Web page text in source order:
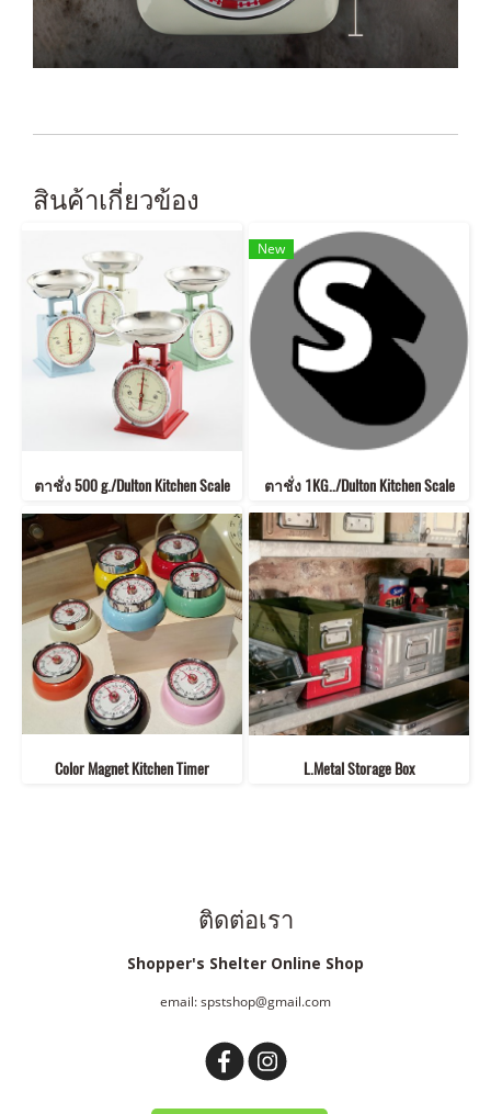
สินค้าเกี่ยวข้อง
ตาชั่ง 500 g./Dulton Kitchen Scale
New
ตาชั่ง 1KG../Dulton Kitchen Scale
Color Magnet Kitchen Timer L.Metal Storage Box
ติดต่อเรา
Shopper's Shelter Online Shop
email: spstshop@gmail.com